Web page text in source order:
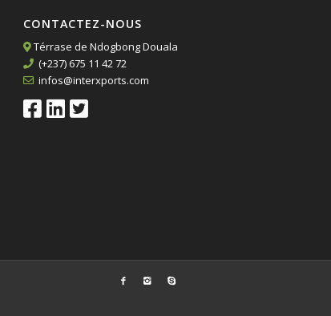
CONTACTEZ-NOUS
Térrase de Ndogbong Douala
(+237) 675 11 42 72
infos@interxports.com